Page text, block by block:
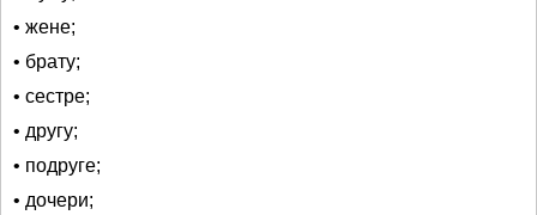
• жене;
• брату;
• сестре;
• другу;
• подруге;
• дочери;